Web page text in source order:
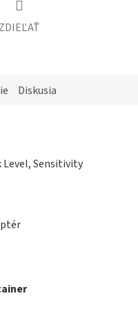
ZDIEĽAŤ
Diskusia
Sensitivity